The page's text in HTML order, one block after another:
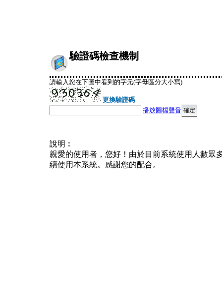
驗證碼檢查機制
請輸入您在下圖中看到的字元(字母區分大小寫)
更換驗證碼
播放圖檔聲音
說明︰
親愛的使用者，您好！由於目前系統使用人數眾
續使用本系統。感謝您的配合。